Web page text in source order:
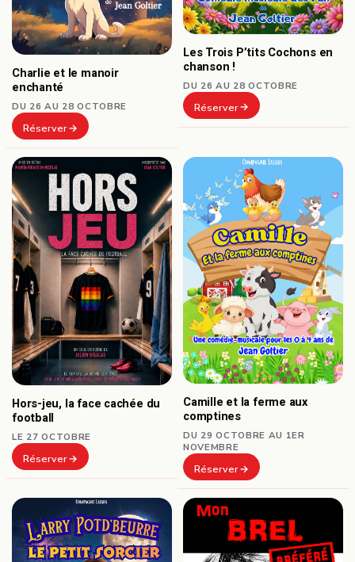
Charlie et le manoir
enchanté
DU 26 AU 28 OCTOBRE
Réserver
Les Trois P’tits Cochons en
chanson !
DU 26 AU 28 OCTOBRE
Réserver
Hors-jeu, la face cachée du
football
LE 27 OCTOBRE
Réserver
Camille et la ferme aux
comptines
DU 29 OCTOBRE AU 1ER
NOVEMBRE
Réserver